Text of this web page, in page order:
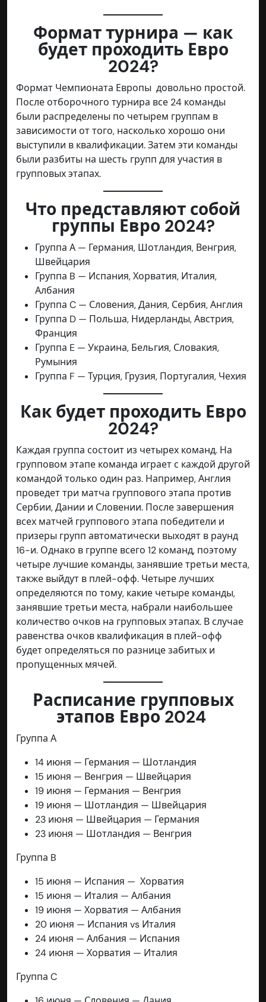
Формат турнира — как
будет проходить Евро
2024?
Формат Чемпионата Европы довольно простой.
После отборочного турнира все 24 команды
были распределены по четырем группам в
зависимости от того, насколько хорошо они
выступили в квалификации. Затем эти команды
были разбиты на шесть групп для участия в
групповых этапах.
Что представляют собой
группы Евро 2024?
Группа А — Германия, Шотландия, Венгрия,
Швейцария
Группа B — Испания, Хорватия, Италия,
Албания
Группа C — Словения, Дания, Сербия, Англия
Группа D — Польша, Нидерланды, Австрия,
Франция
Группа E — Украина, Бельгия, Словакия,
Румыния
Группа F — Турция, Грузия, Португалия, Чехия
Как будет проходить Евро
2024?
Каждая группа состоит из четырех команд. На
групповом этапе команда играет с каждой другой
командой только один раз. Например, Англия
проведет три матча группового этапа против
Сербии, Дании и Словении. После завершения
всех матчей группового этапа победители и
призеры групп автоматически выходят в раунд
16-и. Однако в группе всего 12 команд, поэтому
четыре лучшие команды, занявшие третьи места,
также выйдут в плей-офф. Четыре лучших
определяются по тому, какие четыре команды,
занявшие третьи места, набрали наибольшее
количество очков на групповых этапах. В случае
равенства очков квалификация в плей-офф
будет определяться по разнице забитых и
пропущенных мячей.
Расписание групповых
этапов Евро 2024
Группа А
14 июня — Германия — Шотландия
15 июня — Венгрия — Швейцария
19 июня — Германия — Венгрия
19 июня — Шотландия — Швейцария
23 июня — Швейцария — Германия
23 июня — Шотландия — Венгрия
Группа B
15 июня — Испания — Хорватия
15 июня — Италия — Албания
19 июня — Хорватия — Албания
20 июня — Испания vs Италия
24 июня — Албания — Испания
24 июня — Хорватия — Италия
Группа C